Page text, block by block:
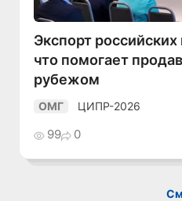
Экспорт
что помогает
рубежом
ОМГ ЦИПР-2026
99 0